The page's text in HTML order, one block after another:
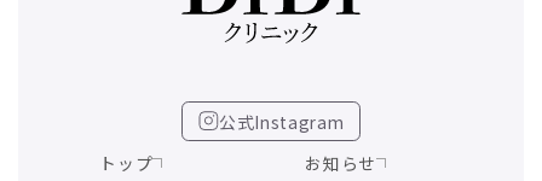
公式Instagram
トップ
お知らせ